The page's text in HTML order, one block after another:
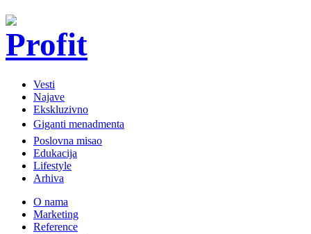
Vesti
Najave
Ekskluzivno
Giganti menadmenta
Poslovna misao
Edukacija
Lifestyle
Arhiva
O nama
Marketing
Reference